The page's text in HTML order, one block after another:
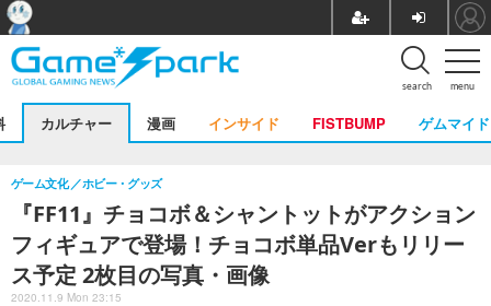
menu
search
カルチャー 漫画 インサイド FISTBUMP ゲムマイド
『FF11』チョコボ＆シャントットがアクション
フィギュアで登場！チョコボ単品Verもリリー
ス予定 2枚目の写真・画像
ゲーム文化 ホビー・グッズ
2020.11.9 Mon 23:15